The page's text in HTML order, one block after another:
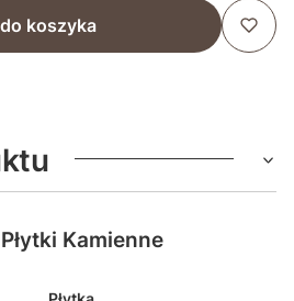
koszyka
Kamienne